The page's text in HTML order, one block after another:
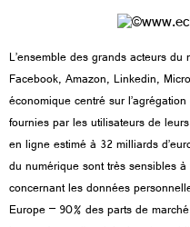
L’ensemble des grands acteurs
Facebook, Amazon, Linkedin,
économique centré sur
fournies par les utilisateurs de
en ligne estimé à 32 milliards
du numérique sont très sensibles
concernant les données
Europe – 90% des parts de